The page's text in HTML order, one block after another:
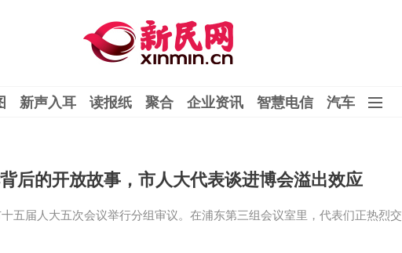
新声入耳 读报纸 聚合 企业资讯 智慧电信 汽车
后的开放故事，市人大代表谈进博会溢出效应
五届人大五次会议举行分组审议。在浦东第三组会议室里，代表们正热烈交